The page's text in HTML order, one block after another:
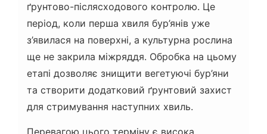
ґрунтово-післясходового контролю. Це
період, коли перша хвиля бур’янів уже
з’явилася на поверхні, а культурна рослина
ще не закрила міжряддя. Обробка на цьому
етапі дозволяє знищити вегетуючі бур’яни
та створити додатковий ґрунтовий захист
для стримування наступних хвиль.
Перевагою цього терміну є висока